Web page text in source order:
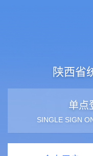
陕西省
单点
SINGLE SIGN